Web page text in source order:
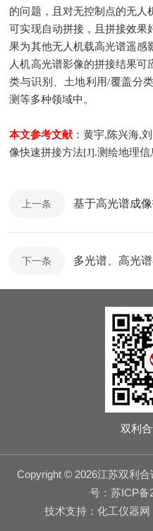
的问题，且对无控制点的无人
可实现自动拼接，且拼接效果
果为其他无人机载高光谱遥感
人机高光谱影像的拼接结果
类与识别、土地利用/覆盖分
测等多种领域中。
本文参考文献 ：黄宇,陈兴海,
像快速拼接方法[J].测绘地理信
上一条 基于高光谱成
下一条 多光谱、高光
双利
Copyright © 2026江苏双利
号：苏ICP备
技术支持： 化工仪器网